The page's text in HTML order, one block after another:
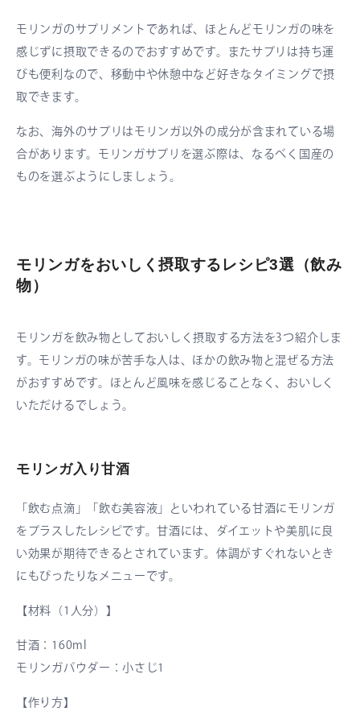
モリンガのサプリメントであれば、ほとんどモリンガの味を
感じずに摂取できるのでおすすめです。またサプリは持ち運
びも便利なので、移動中や休憩中など好きなタイミングで摂
取できます。
なお、海外のサプリはモリンガ以外の成分が含まれている場
合があります。モリンガサプリを選ぶ際は、なるべく国産の
ものを選ぶようにしましょう。
モリンガをおいしく摂取するレシピ3選（飲み
物）
モリンガを飲み物としておいしく摂取する方法を3つ紹介しま
す。モリンガの味が苦手な人は、ほかの飲み物と混ぜる方法
がおすすめです。ほとんど風味を感じることなく、おいしく
いただけるでしょう。
モリンガ入り甘酒
「飲む点滴」「飲む美容液」といわれている甘酒にモリンガ
をプラスしたレシピです。甘酒には、ダイエットや美肌に良
い効果が期待できるとされています。体調がすぐれないとき
にもぴったりなメニューです。
【材料（1人分）】
甘酒：160ml
モリンガパウダー：小さじ1
【作り方】